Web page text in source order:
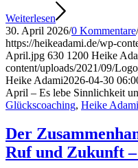
Weiterlesen
30. April 2026/0 Kommentare/
https://heikeadami.de/wp-
April.jpg 630 1200 Heike
content/uploads/2021/09/
Heike Adami2026-04-30
April – Es lebe Sinnlichkeit
Glückscoaching, Heike Adami
Der
Ruf und Zukunft